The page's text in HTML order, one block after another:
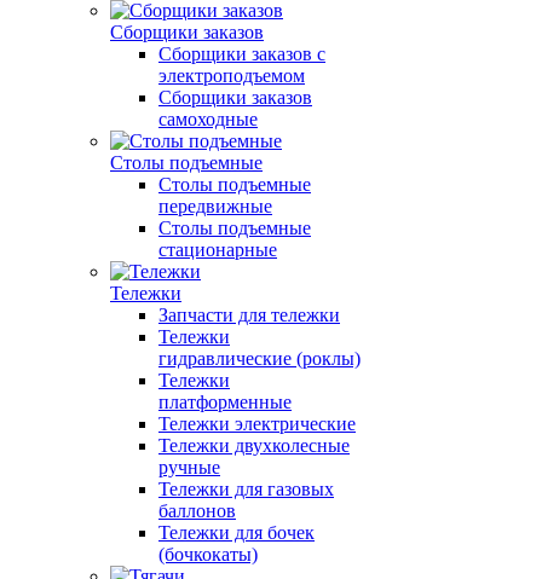
Сборщики заказов
Сборщики заказов с
электроподъемом
Сборщики заказов
самоходные
Столы подъемные
Столы подъемные
передвижные
Столы подъемные
стационарные
Тележки
Запчасти для тележки
Тележки
гидравлические (роклы)
Тележки
платформенные
Тележки электрические
Тележки двухколесные
ручные
Тележки для газовых
баллонов
Тележки для бочек
(бочкокаты)